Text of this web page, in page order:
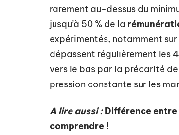
rarement au-dessus du
jusqu’à 50 % de la
expérimentés, notamment
dépassent régulièrement les
vers le bas par la précarité
pression constante sur les
A lire aussi : Différence entre
comprendre !